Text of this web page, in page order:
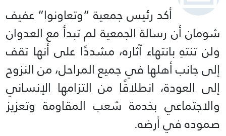
أكد رئيس جمعية “وتعاونوا” عفيف
شومان أن رسالة الجمعية لم تبدأ مع العدوان
ولن تنتهِ بانتهاء آثاره، مشددًا على أنها تقف
إلى جانب أهلها في جميع المراحل، من النزوح
إلى العودة، انطلاقًا من التزامها الإنساني
والاجتماعي بخدمة شعب المقاومة وتعزيز
صموده في أرضه.